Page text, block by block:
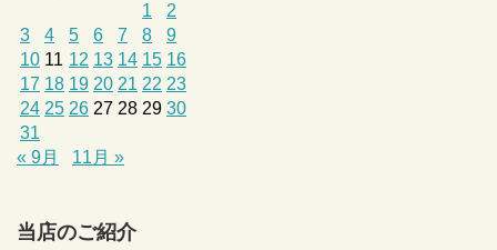
1
2
3
4 5 6 7 8
9
10 11 12 13 14 15 16
17 18 19 20 21 22 23
24 25 26 27 28 29 30
31
« 9月
11月 »
当店のご紹介